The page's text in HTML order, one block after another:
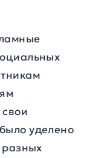
свои
уделено
разных